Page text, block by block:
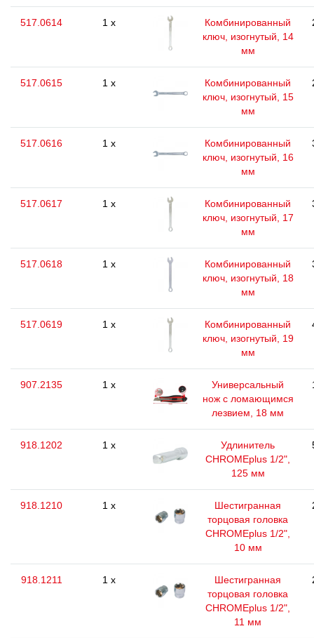
517.0614 1 x
Комбинированный
ключ, изогнутый, 14
мм
517.0615 1 x
Комбинированный
ключ, изогнутый, 15
мм
517.0616 1 x
Комбинированный
ключ, изогнутый, 16
мм
517.0617 1 x
Комбинированный
ключ, изогнутый, 17
мм
517.0618 1 x
Комбинированный
ключ, изогнутый, 18
мм
517.0619 1 x
Комбинированный
ключ, изогнутый, 19
мм
907.2135 1 x
Универсальный
нож с ломающимся
лезвием, 18 мм
918.1202 1 x
Удлинитель
CHROMEplus 1/2",
125 мм
918.1210 1 x
Шестигранная
торцовая головка
CHROMEplus 1/2",
10 мм
918.1211 1 x
Шестигранная
торцовая головка
CHROMEplus 1/2",
11 мм